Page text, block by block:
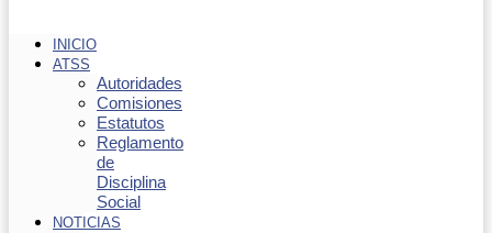
INICIO
ATSS
Autoridades
Comisiones
Estatutos
Reglamento
de
Disciplina
Social
NOTICIAS